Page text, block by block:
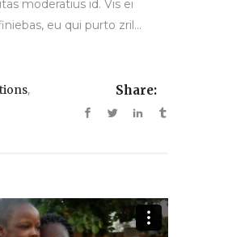
moderatius id. Vis ei
eu qui purto zril...
, Share: